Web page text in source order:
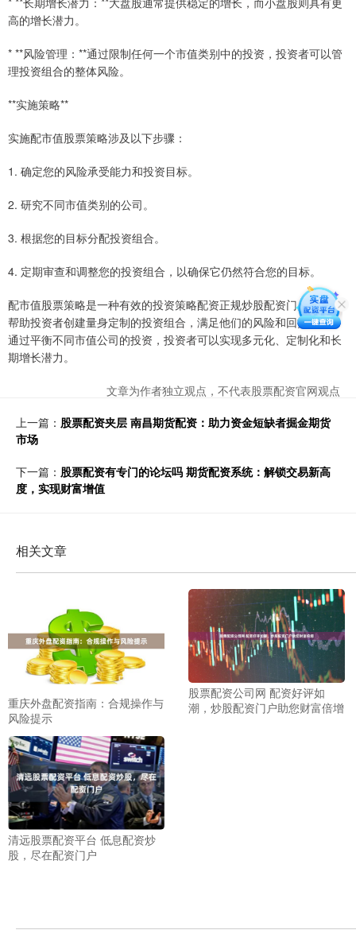
高的增长潜力。
* **风险管理：**通过限制任何一个市值类别中的投资，投资者可以管
理投资组合的整体风险。
**实施策略**
实施配市值股票策略涉及以下步骤：
1. 确定您的风险承受能力和投资目标。
2. 研究不同市值类别的公司。
3. 根据您的目标分配投资组合。
4. 定期审查和调整您的投资组合，以确保它仍然符合您的目标。
配市值股票策略是一种有效的投资策略配资正规炒股配资门户，可以
帮助投资者创建量身定制的投资组合，满足他们的风险和回报目标。
通过平衡不同市值公司的投资，投资者可以实现多元化、定制化和长
期增长潜力。
文章为作者独立观点，不代表股票配资官网观点
上一篇： 股票配资夹层 南昌期货配资：助力资金短缺者掘金期货
市场
下一篇： 股票配资有专门的论坛吗 期货配资系统：解锁交易新高
度，实现财富增值
相关文章
重庆外盘配资指南：合规操作与
风险提示
股票配资公司网 配资好评如
潮，炒股配资门户助您财富倍增
清远股票配资平台 低息配资炒
股，尽在配资门户